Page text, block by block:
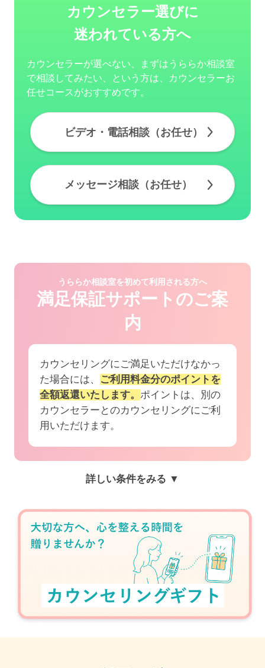
カウンセラー選びに
迷われている方へ
カウンセラーが選べない、まずはうららか相談室
で相談してみたい、という方は、カウンセラーお
任せコースがおすすめです。
ビデオ・電話相談（お任せ）
メッセージ相談（お任せ）
うららか相談室を初めて利用される方へ
満足保証サポートのご案
内
カウンセリングにご満足いただけなかっ
た場合には、
ご利用料金分のポイントを
全額返還いたします。 ポイントは、別の
カウンセラーとのカウンセリングにご利
用いただけます。
詳しい条件をみる ▼